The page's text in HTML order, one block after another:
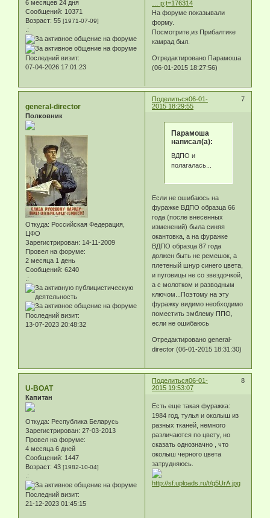
6 месяцев 24 дня
Сообщений: 10371
Возраст: 55 [1971-07-09]
.:
Последний визит:
07-04-2026 17:01:23
… p;t=176314
На форуме показывали
форму.
Посмотрите,из Прибалтике
камрад был.
Отредактировано Парамоша
(06-01-2015 18:27:56)
Поделиться 7
06-01-
2015 18:29:55
general-director
Полковник
Откуда: Российская Федерация,
ЦФО
Зарегистрирован: 14-11-2009
Провел на форуме:
2 месяца 1 день
Сообщений: 6240
.:
Последний визит:
13-07-2023 20:48:32
Парамоша
написал(а):
ВДПО и
полагалась...
Если не ошибаюсь на
фуражке ВДПО образца 66
года (после внесенных
изменений) была синяя
окантовка, а на фуражке
ВДПО образца 87 года
должен быть не ремешок, а
плетеный шнур синего цвета,
и пуговицы не со звездочкой,
а с молотком и разводным
ключом...Поэтому на эту
фуражку видимо необходимо
поместить эмблему ППО,
если не ошибаюсь
Отредактировано general-
director (06-01-2015 18:31:30)
Поделиться 8
06-01-
2015 19:53:07
U-BOAT
Капитан
Откуда: Республика Беларусь
Зарегистрирован: 27-03-2013
Провел на форуме:
4 месяца 6 дней
Сообщений: 1447
Возраст: 43 [1982-10-04]
.:
Последний визит:
21-12-2023 01:45:15
Есть еще такая фуражка:
1984 год, тулья и околыш из
разных тканей, немного
различаются по цвету, но
сказать однозначно , что
околыш черного цвета
затрудняюсь.